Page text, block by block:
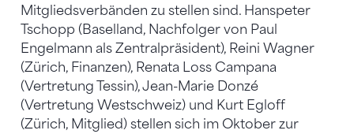
Mitgliedsverbänden zu stellen sind. Hanspeter
Tschopp (Baselland, Nachfolger von Paul
Engelmann als Zentralpräsident), Reini Wagner
(Zürich, Finanzen), Renata Loss Campana
(Vertretung Tessin), Jean-Marie Donzé
(Vertretung Westschweiz) und Kurt Egloff
(Zürich, Mitglied) stellen sich im Oktober zur